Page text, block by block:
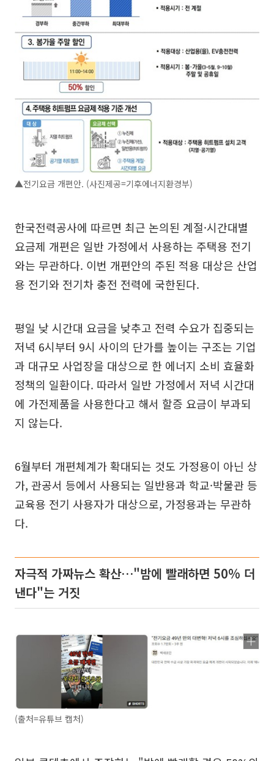
▲전기요금 개편안. (사진제공=기후에너지환경부)
한국전력공사에 따르면 최근 논의된 계절·시간대별
요금제 개편은 일반 가정에서 사용하는 주택용 전기
와는 무관하다. 이번 개편안의 주된 적용 대상은 산업
용 전기와 전기차 충전 전력에 국한된다.
평일 낮 시간대 요금을 낮추고 전력 수요가 집중되는
저녁 6시부터 9시 사이의 단가를 높이는 구조는 기업
과 대규모 사업장을 대상으로 한 에너지 소비 효율화
정책의 일환이다. 따라서 일반 가정에서 저녁 시간대
에 가전제품을 사용한다고 해서 할증 요금이 부과되
지 않는다.
6월부터 개편체계가 확대되는 것도 가정용이 아닌 상
가, 관공서 등에서 사용되는 일반용과 학교·박물관 등
교육용 전기 사용자가 대상으로, 가정용과는 무관하
다.
자극적 가짜뉴스 확산…"밤에 빨래하면 50% 더
낸다"는 거짓
(출처=유튜브 캡처)